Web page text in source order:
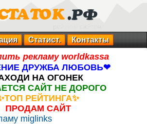
Статист. Контакты
рекламу worldkassa
ДРУЖБА ЛЮБОВЬ❤
НА ОГОНЕК
САЙТ НЕ ДОРОГО
РЕЙТИНГА✨
ПРОДАМ САЙТ
miglinks